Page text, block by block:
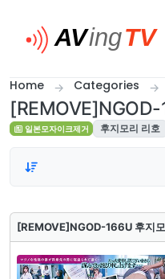
Home Categories
일본모자이크제거 후지모리 리호
[REMOVE]NGOD-166U 후지